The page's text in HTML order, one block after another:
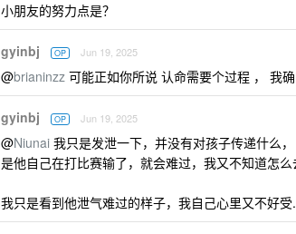
小朋友的努力点是？
gyinbj OP Jun 19, 2025
@brianinzz 可能正如你所说 认命需要个过程 ， 我
gyinbj OP Jun 19, 2025
@Niunai 我只是发泄一下，并没有对孩子传递什么
是他自己在打比赛输了，就会难过，我又不知道怎么
我只是看到他泄气难过的样子，我自己心里又不好受.